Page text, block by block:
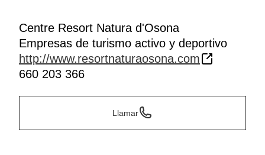
Centre Resort Natura d'Osona
Empresas de turismo activo y deportivo
http://www.resortnaturaosona.com
660 203 366
Llamar